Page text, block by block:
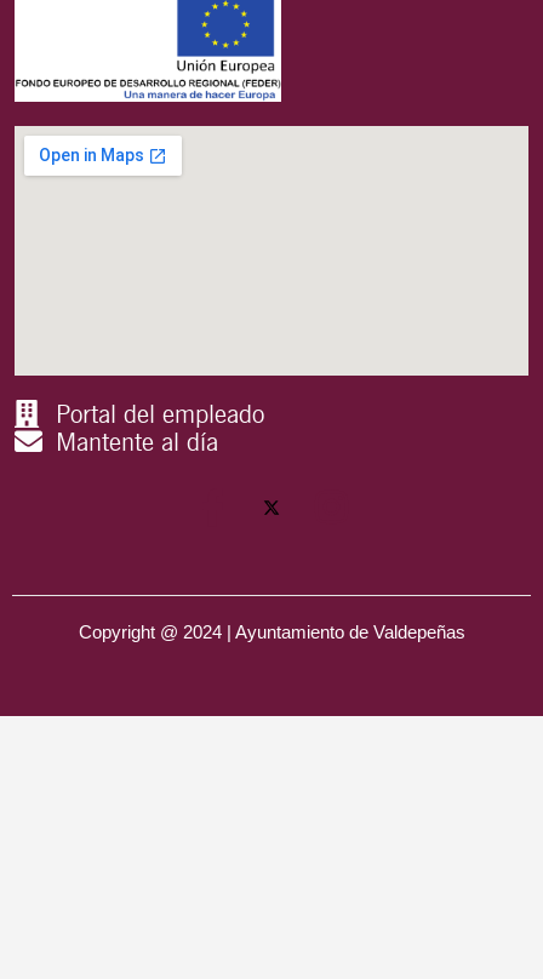
Portal del empleado
Mantente al día
Copyright @ 2024 | Ayuntamiento de Valdepeñas